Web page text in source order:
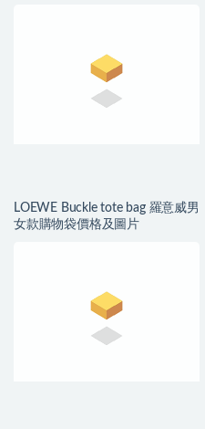
LOEWE Buckle tote bag 羅意威男
女款購物袋價格及圖片